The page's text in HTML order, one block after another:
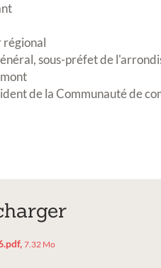
régional
sous-préfet de
de la Communauté de
7.32 Mo